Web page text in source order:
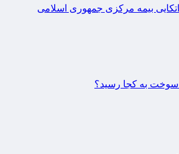
بیمه مرکزی جمهوری اسلامی
به کجا رسید؟